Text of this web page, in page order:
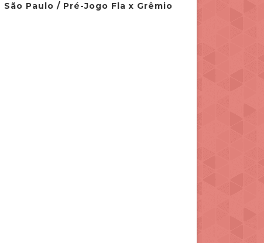
São Paulo / Pré-Jogo Fla x Grêmio